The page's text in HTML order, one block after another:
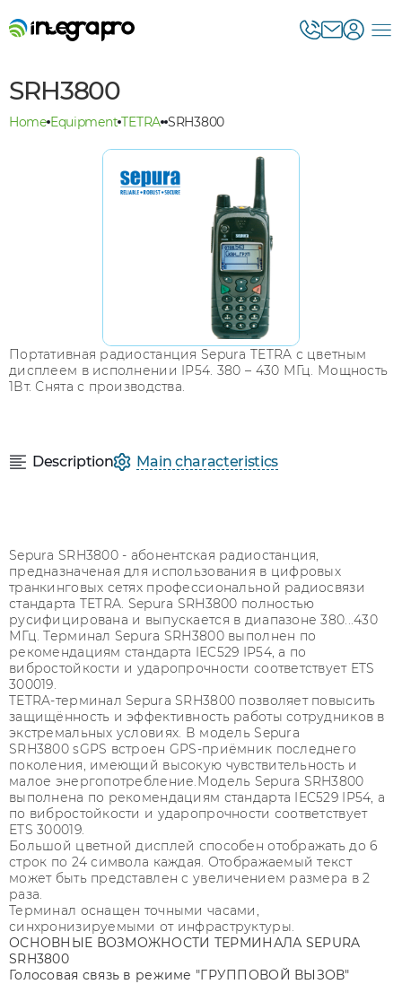
SRH3800
Home Equipment TETRA SRH3800
Портативная радиостанция Sepura TETRA с цветным
дисплеем в исполнении IP54. 380 – 430 МГц. Мощность
1Вт. Снята с производства.
Description Main characteristics
Sepura SRH3800 - абонентская радиостанция,
предназначеная для использования в цифровых
транкинговых сетях профессиональной радиосвязи
стандарта TETRA. Sepura SRH3800 полностью
русифицирована и выпускается в диапазоне 380...430
МГц. Терминал Sepura SRH3800 выполнен по
рекомендациям стандарта IEC529 IP54, а по
вибростойкости и ударопрочности соответствует ETS
300019.
TETRA-терминал Sepura SRH3800 позволяет повысить
защищённость и эффективность работы сотрудников в
экстремальных условиях. В модель Sepura
SRH3800 sGPS встроен GPS-приёмник последнего
поколения, имеющий высокую чувствительность и
малое энергопотребление.Модель Sepura SRH3800
выполнена по рекомендациям стандарта IEC529 IP54, а
по вибростойкости и ударопрочности соответствует
ETS 300019.
Большой цветной дисплей способен отображать до 6
строк по 24 символа каждая. Отображаемый текст
может быть представлен с увеличением размера в 2
раза.
Терминал оснащен точными часами,
синхронизируемыми от инфраструктуры.
ОСНОВНЫЕ ВОЗМОЖНОСТИ ТЕРМИНАЛА SEPURA
SRH3800
Голосовая связь в режиме "ГРУППОВОЙ ВЫЗОВ"